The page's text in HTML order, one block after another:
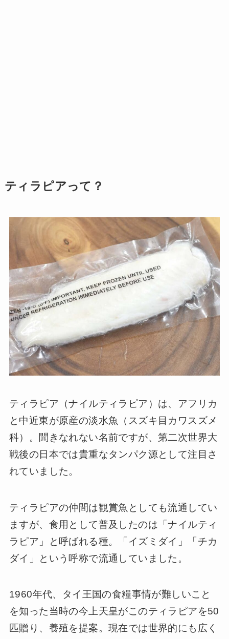
ティラピアって？
ティラピア（ナイルティラピア）は、アフリカ
と中近東が原産の淡水魚（スズキ目カワスズメ
科）。聞きなれない名前ですが、第二次世界大
戦後の日本では貴重なタンパク源として注目さ
れていました。
ティラピアの仲間は観賞魚としても流通してい
ますが、食用として普及したのは「ナイルティ
ラピア」と呼ばれる種。「イズミダイ」「チカ
ダイ」という呼称で流通していました。
1960年代、タイ王国の食糧事情が難しいこと
を知った当時の今上天皇がこのティラピアを50
匹贈り、養殖を提案。現在では世界的にも広く